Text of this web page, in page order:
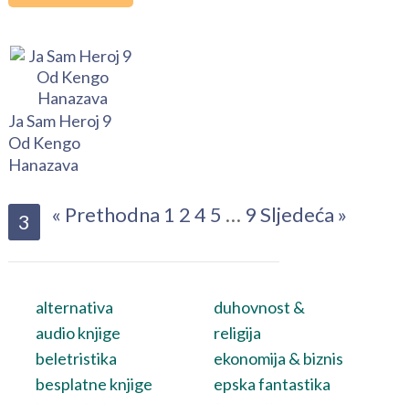
Ja Sam Heroj 9
Od Kengo
Hanazava
« Prethodna 1 2
3 4 5 … 9Sljedeća »
alternativa
audio knjige
beletristika
besplatne knjige
duhovnost &
religija
ekonomija & biznis
epska fantastika